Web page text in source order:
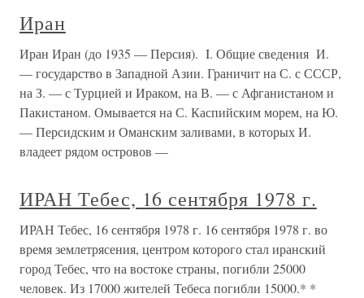
Иран
Иран Иран (до 1935 — Персия). I. Общие сведения И.
— государство в Западной Азии. Граничит на С. с СССР,
на З. — с Турцией и Ираком, на В. — с Афганистаном и
Пакистаном. Омывается на С. Каспийским морем, на Ю.
— Персидским и Оманским заливами, в которых И.
владеет рядом островов —
ИРАН Тебес, 16 сентября 1978 г.
ИРАН Тебес, 16 сентября 1978 г. 16 сентября 1978 г. во
время землетрясения, центром которого стал иранский
город Тебес, что на востоке страны, погибли 25000
человек. Из 17000 жителей Тебеса погибли 15000.* *